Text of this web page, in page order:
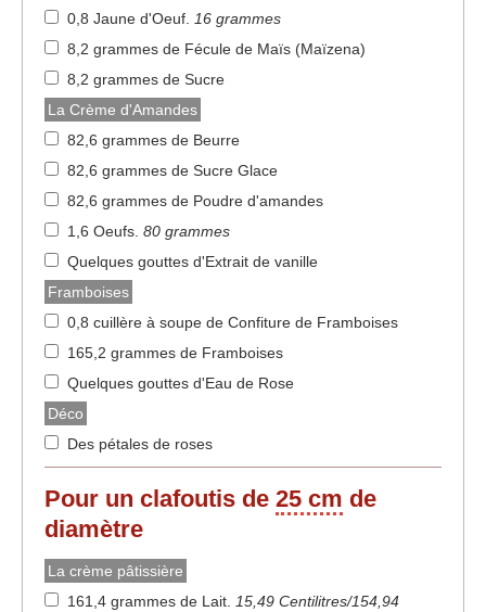
0,8 Jaune d'Oeuf
16 grammes
8,2 grammes de Fécule de Maïs (Maïzena)
8,2 grammes de Sucre
La Crème d'Amandes
82,6 grammes de Beurre
82,6 grammes de Sucre Glace
82,6 grammes de Poudre d'amandes
1,6 Oeufs 80 grammes
Quelques gouttes d'Extrait de vanille
Framboises
0,8 cuillère à soupe de Confiture de Framboises
165,2 grammes de Framboises
Quelques gouttes d'Eau de Rose
Déco
Des pétales de roses
Pour un clafoutis de 25 cm de
diamètre
La crème pâtissière
161,4 grammes de Lait
15,49 Centilitres/154,94